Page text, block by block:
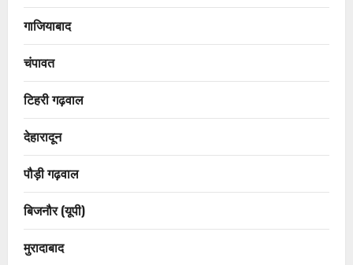
गाजियाबाद
चंपावत
टिहरी गढ़वाल
देहारादून
पौड़ी गढ़वाल
बिजनौर (यूपी)
मुरादाबाद